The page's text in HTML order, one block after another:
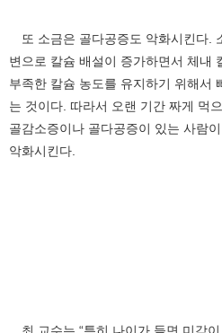
또 소금은 골다공증도 악화시킨다.
변으로 칼슘 배설이 증가하면서 체내
부족한 칼슘 농도를 유지하기 위해서
는 것이다. 따라서 오랜 기간 짜게 먹
골감소증이나 골다공증이 있는 사람
악화시킨다.